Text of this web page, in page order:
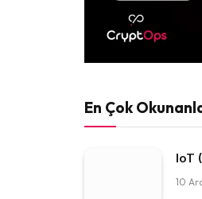
En Çok
IoT
10